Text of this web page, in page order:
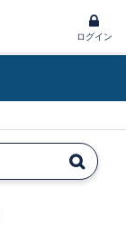
ログイン